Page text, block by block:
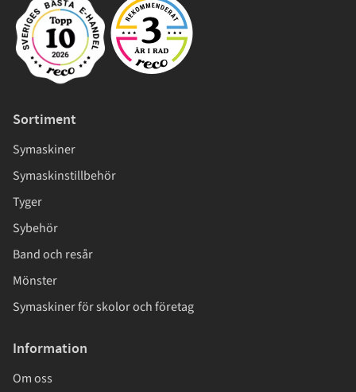
Sortiment
Symaskiner
Symaskinstillbehör
Tyger
Sybehör
Band och resår
Mönster
Symaskiner för skolor och företag
Information
Om oss